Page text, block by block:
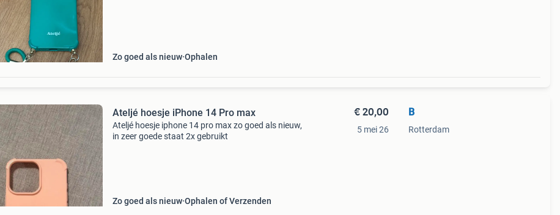
Zo goed als nieuw Ophalen
Ateljé hoesje iPhone 14 Pro max
Ateljé hoesje iphone 14 pro max zo goed als nieuw,
in zeer goede staat 2x gebruikt
Zo goed als nieuw Ophalen of Verzenden
€ 20,00
5 mei 26
B
Rotterdam